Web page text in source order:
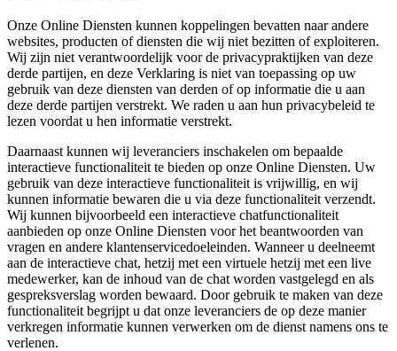
Onze Online Diensten kunnen koppelingen bevatten naar andere
websites, producten of diensten die wij niet bezitten of exploiteren.
Wij zijn niet verantwoordelijk voor de privacypraktijken van deze
derde partijen, en deze Verklaring is niet van toepassing op uw
gebruik van deze diensten van derden of op informatie die u aan
deze derde partijen verstrekt. We raden u aan hun privacybeleid te
lezen voordat u hen informatie verstrekt.
Daarnaast kunnen wij leveranciers inschakelen om bepaalde
interactieve functionaliteit te bieden op onze Online Diensten. Uw
gebruik van deze interactieve functionaliteit is vrijwillig, en wij
kunnen informatie bewaren die u via deze functionaliteit verzendt.
Wij kunnen bijvoorbeeld een interactieve chatfunctionaliteit
aanbieden op onze Online Diensten voor het beantwoorden van
vragen en andere klantenservicedoeleinden. Wanneer u deelneemt
aan de interactieve chat, hetzij met een virtuele hetzij met een live
medewerker, kan de inhoud van de chat worden vastgelegd en als
gespreksverslag worden bewaard. Door gebruik te maken van deze
functionaliteit begrijpt u dat onze leveranciers de op deze manier
verkregen informatie kunnen verwerken om de dienst namens ons te
verlenen.